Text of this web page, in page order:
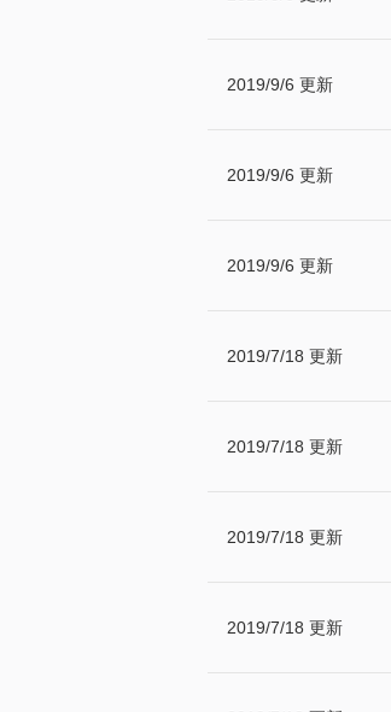
2019/9/6 更新
2019/9/6 更新
2019/9/6 更新
2019/7/18 更新
2019/7/18 更新
2019/7/18 更新
2019/7/18 更新